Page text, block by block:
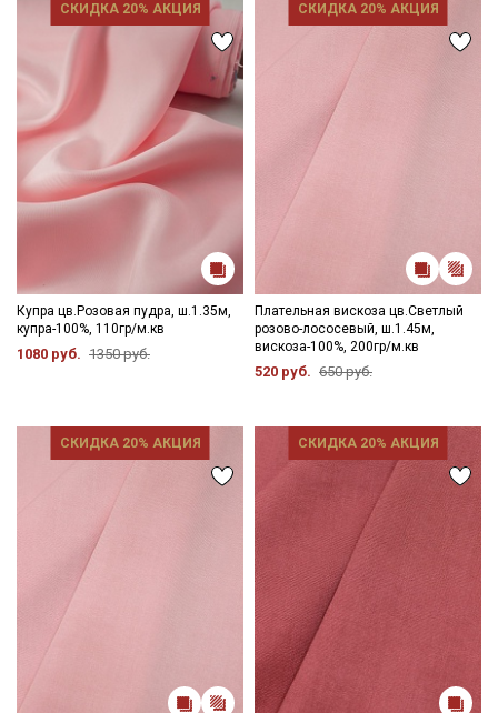
СКИДКА 20% АКЦИЯ
Купра цв.Розовая пудра, ш.1.35м,
купра-100%, 110гр/м.кв
1080 руб. 1350 руб.
СКИДКА 20% АКЦИЯ
Плательная вискоза цв.Светлый
розово-лососевый, ш.1.45м,
вискоза-100%, 200гр/м.кв
520 руб. 650 руб.
СКИДКА 20% АКЦИЯ СКИДКА 20% АКЦИЯ